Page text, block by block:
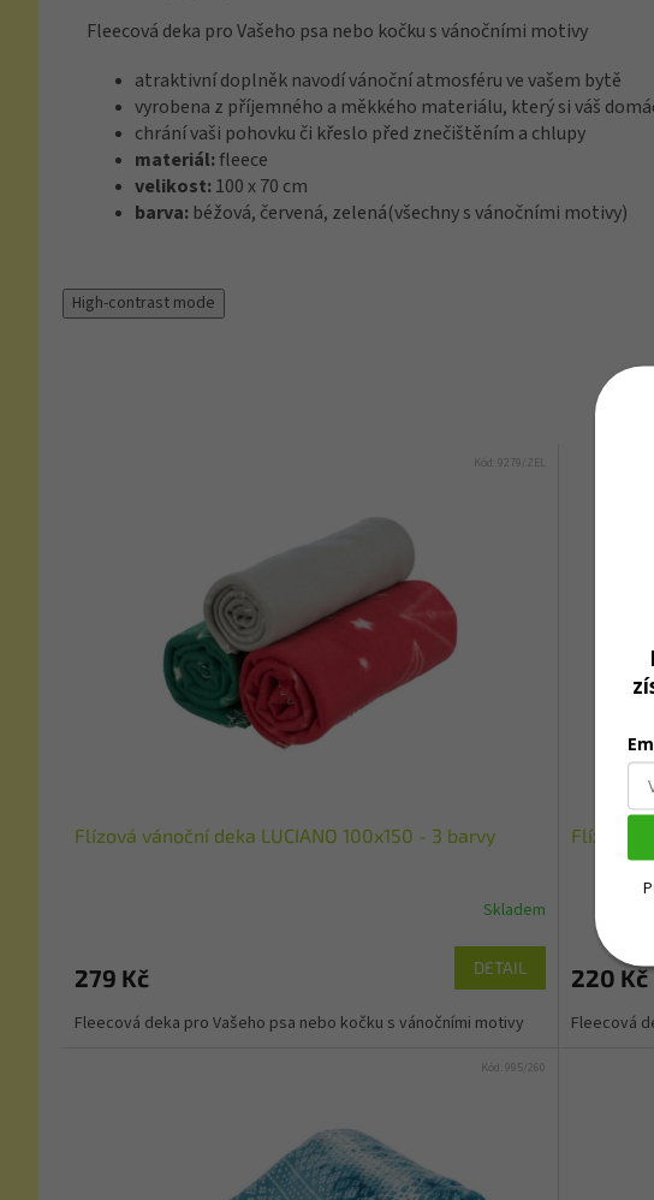
Fleecová deka pro Vašeho psa nebo kočku s vánočními motivy
atraktivní doplněk navodí vánoční atmosféru ve vašem bytě
vyrobena z příjemného a měkkého materiálu, který si váš
chrání vaši pohovku či křeslo před znečištěním a chlupy
materiál:fleece
velikost:100 x 70 cm
barva: béžová, červená, zelená(všechny s vánočními motivy)
High-contrast mode
Flízová vánoční deka LUCIANO 100x150 - 3 barvy
Skladem
279 Kč DETAIL
Fleecová deka pro Vašeho psa nebo kočku s vánočními motivy
Kód:9279/ZEL
Flízová
220 Kč
Fleecová
Kód:995/260